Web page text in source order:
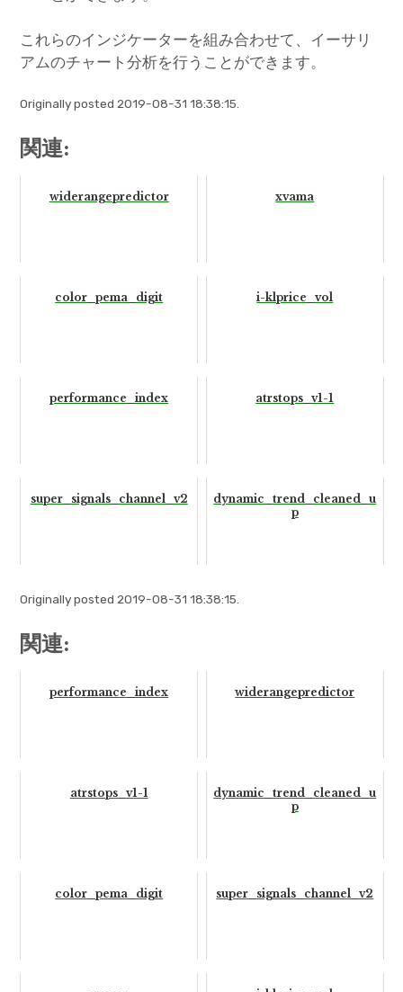
これらのインジケーターを組み合わせて、イーサリ
アムのチャート分析を行うことができます。
Originally posted 2019-08-31 18:38:15.
関連:
widerangepredictor xvama
color_pema_digit i-klprice_vol
performance_index atrstops_v1-1
super_signals_channel_v2
dynamic_trend_cleaned_u
p
Originally posted 2019-08-31 18:38:15.
関連:
performance_index widerangepredictor
atrstops_v1-1
dynamic_trend_cleaned_u
p
color_pema_digit super_signals_channel_v2